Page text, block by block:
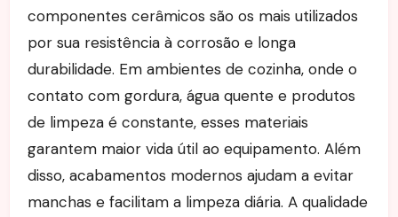
componentes cerâmicos são os mais utilizados
por sua resistência à corrosão e longa
durabilidade. Em ambientes de cozinha, onde o
contato com gordura, água quente e produtos
de limpeza é constante, esses materiais
garantem maior vida útil ao equipamento. Além
disso, acabamentos modernos ajudam a evitar
manchas e facilitam a limpeza diária. A qualidade